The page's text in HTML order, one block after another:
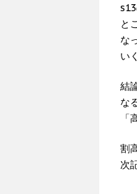
と
な
い
結
な
「
割
次